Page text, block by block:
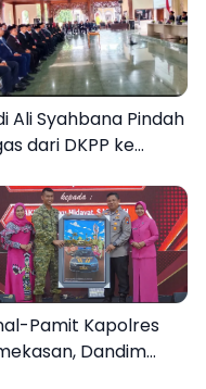
Ali Syahbana Pindah
dari DKPP ke
Pamit Kapolres
Dandim